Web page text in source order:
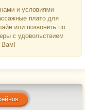
и условиями
плато для
или позвонить по
с удовольствием
Вам!